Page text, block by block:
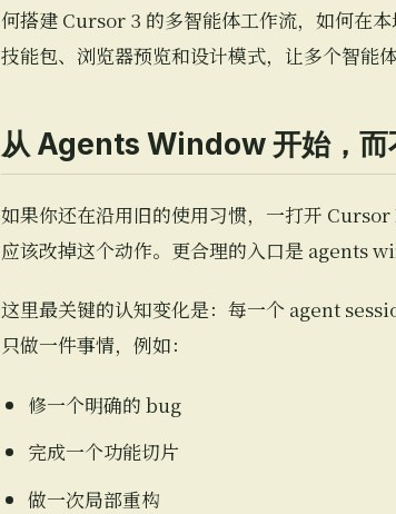
何搭建 Cursor 3 的多智能体工作流，如何在
技能包、浏览器预览和设计模式，让多个智能
从 Agents Window 开始，而
如果你还在沿用旧的使用习惯，一打开
应该改掉这个动作。更合理的入口是 agents
这里最关键的认知变化是：每一个 agent
只做一件事情，例如：
修一个明确的 bug
完成一个功能切片
做一次局部重构